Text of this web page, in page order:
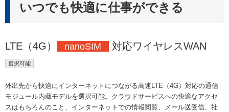
いつでも快適に仕事ができる
LTE（4G） nanoSIM 対応ワイヤレスWAN
選択可能
外出先から快適にインターネットにつながる高速LTE（4G）対応の通信
モジュール内蔵モデルを選択可能。クラウドサービスへの快適なアクセ
スはもちろんのこと、インターネットでの情報閲覧、メール送受信、社